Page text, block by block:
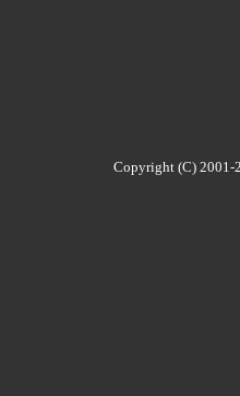
Copyright (C) 2001-